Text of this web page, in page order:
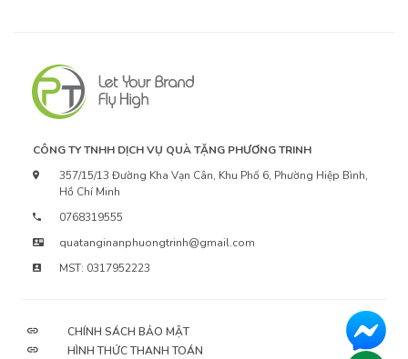
CÔNG TY TNHH DỊCH VỤ QUÀ TẶNG PHƯƠNG TRINH
357/15/13 Đường Kha Vạn Cân, Khu Phố 6, Phường Hiệp Bình,
Hồ Chí Minh
0768319555
quatanginanphuongtrinh@gmail.com
MST: 0317952223
CHÍNH SÁCH BẢO MẬT
HÌNH THỨC THANH TOÁN